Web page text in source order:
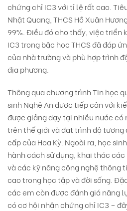
chứng chỉ IC3 với tỉ lệ rất cao.
Nhật Quang, THCS Hồ Xuân
99%. Điều đó cho thấy, việc triển
IC3 trong bậc học THCS đã đáp
của nhà trường và phù hợp trình
địa phương.
Thông qua chương trình Tin học
sinh Nghệ An được tiếp cận với
được giảng dạy tại nhiều nước có
trên thế giới và đạt trình độ tương
cấp của Hoa Kỳ. Ngoài ra, học
hành cách sử dụng, khai thác
và các kỹ năng công nghệ thông
cao trong học tập và đời sống.
các em còn được đánh giá năng
có cơ hội nhận chứng chỉ IC3 –